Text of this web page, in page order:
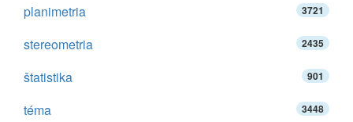
planimetria 3721
stereometria 2435
štatistika 901
téma 3448